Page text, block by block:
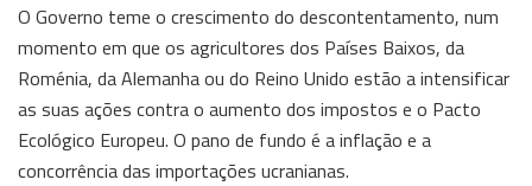
O Governo teme o crescimento do descontentamento, num
momento em que os agricultores dos Países Baixos, da
Roménia, da Alemanha ou do Reino Unido estão a intensificar
as suas ações contra o aumento dos impostos e o Pacto
Ecológico Europeu. O pano de fundo é a inflação e a
concorrência das importações ucranianas.